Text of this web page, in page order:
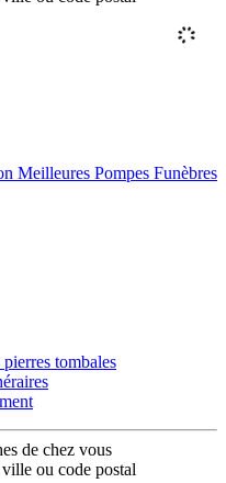
Meilleures Pompes Funèbres
tombales
de chez vous
ou code postal